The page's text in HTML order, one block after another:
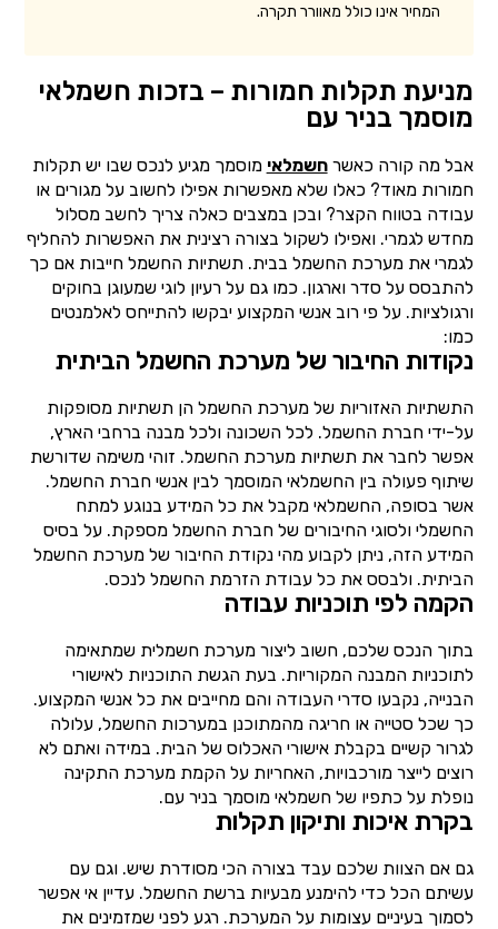
המחיר אינו כולל מאוורר תקרה.
מניעת תקלות חמורות – בזכות חשמלאי
מוסמך בניר עם
אבל מה קורה כאשרחשמלאי מוסמך מגיע לנכס שבו יש תקלות
חמורות מאוד? כאלו שלא מאפשרות אפילו לחשוב על מגורים או
עבודה בטווח הקצר? ובכן במצבים כאלה צריך לחשב מסלול
מחדש לגמרי. ואפילו לשקול בצורה רצינית את האפשרות להחליף
לגמרי את מערכת החשמל בבית. תשתיות החשמל חייבות אם כך
להתבסס על סדר וארגון. כמו גם על רעיון לוגי שמעוגן בחוקים
ורגולציות. על פי רוב אנשי המקצוע יבקשו להתייחס לאלמנטים
כמו:
נקודות החיבור של מערכת החשמל הביתית
התשתיות האזוריות של מערכת החשמל הן תשתיות מסופקות
על-ידי חברת החשמל. לכל השכונה ולכל מבנה ברחבי הארץ,
אפשר לחבר את תשתיות מערכת החשמל. זוהי משימה שדורשת
שיתוף פעולה בין החשמלאי המוסמך לבין אנשי חברת החשמל.
אשר בסופה, החשמלאי מקבל את כל המידע בנוגע למתח
החשמלי ולסוגי החיבורים של חברת החשמל מספקת. על בסיס
המידע הזה, ניתן לקבוע מהי נקודת החיבור של מערכת החשמל
הביתית. ולבסס את כל עבודת הזרמת החשמל לנכס.
הקמה לפי תוכניות עבודה
בתוך הנכס שלכם, חשוב ליצור מערכת חשמלית שמתאימה
לתוכניות המבנה המקוריות. בעת הגשת התוכניות לאישורי
הבנייה, נקבעו סדרי העבודה והם מחייבים את כל אנשי המקצוע.
כך שכל סטייה או חריגה מהמתוכנן במערכות החשמל, עלולה
לגרור קשיים בקבלת אישורי האכלוס של הבית. במידה ואתם לא
רוצים לייצר מורכבויות, האחריות על הקמת מערכת התקינה
נופלת על כתפיו של חשמלאי מוסמך בניר עם.
בקרת איכות ותיקון תקלות
גם אם הצוות שלכם עבד בצורה הכי מסודרת שיש. וגם עם
עשיתם הכל כדי להימנע מבעיות ברשת החשמל. עדיין אי אפשר
לסמוך בעיניים עצומות על המערכת. רגע לפני שמזמינים את